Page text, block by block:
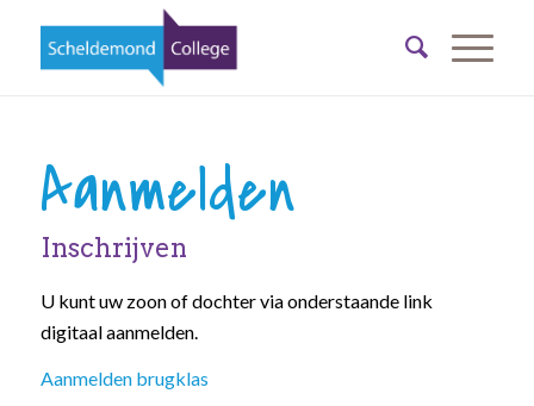
Aanmelden
Inschrijven
U kunt uw zoon of dochter via onderstaande link
digitaal aanmelden.
Aanmelden brugklas